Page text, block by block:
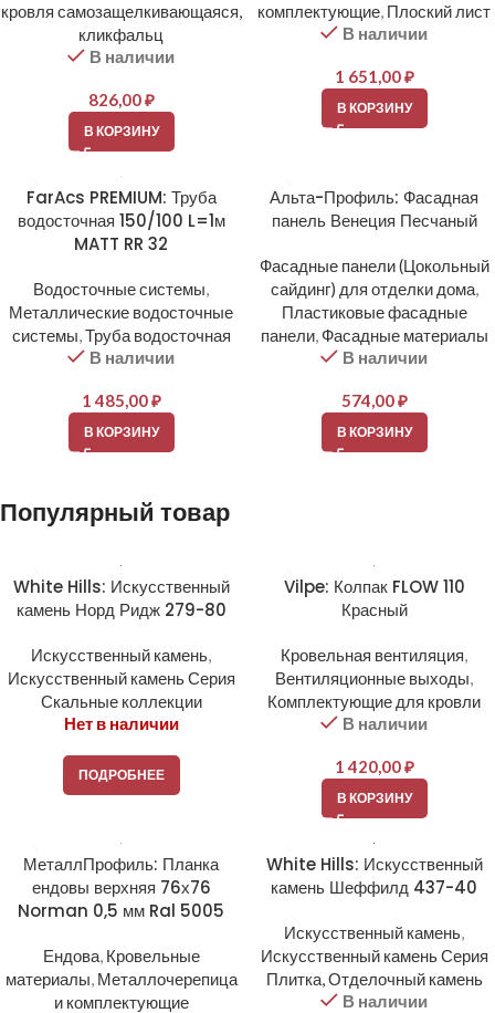
кровля самозащелкивающаяся,
кликфальц
В наличии
826,00₽
В КОРЗИНУ
комплектующие, Плоский лист
В наличии
1 651,00₽
В КОРЗИНУ
FarAcs PREMIUM: Труба
водосточная 150/100 L=1м
MATT RR 32
Водосточные системы,
Металлические водосточные
системы,Труба водосточная
В наличии
1 485,00₽
В КОРЗИНУ
Альта-Профиль: Фасадная
панель Венеция Песчаный
Фасадные панели (Цокольный
сайдинг) для отделки дома,
Пластиковые фасадные
панели, Фасадные материалы
В наличии
574,00₽
В КОРЗИНУ
Популярный товар
White Hills: Искусственный
камень Норд Ридж 279-80
Искусственный камень,
Искусственный камень Серия
Скальные коллекции
Нет в наличии
ПОДРОБНЕЕ
Vilpe: Колпак FLOW 110
Красный
Кровельная вентиляция,
Вентиляционные выходы,
Комплектующие для кровли
В наличии
1 420,00₽
В КОРЗИНУ
МеталлПрофиль: Планка
ендовы верхняя 76х76
Norman 0,5 мм Ral 5005
Ендова, Кровельные
материалы, Металлочерепица
и комплектующие
White Hills: Искусственный
камень Шеффилд 437-40
Искусственный камень,
Искусственный камень Серия
Плитка, Отделочный камень
В наличии